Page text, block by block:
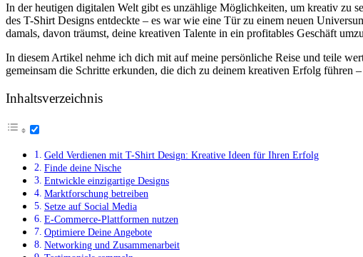
In der heutigen digitalen Welt gibt es unzählige Möglichkeiten, um kreativ zu
⁣des T-Shirt Designs entdeckte – es war wie eine Tür zu einem neuen
damals, davon träumst, deine kreativen Talente in ⁣ein profitables Geschäft
In diesem⁢ Artikel nehme ich dich mit ​auf meine persönliche Reise und teile
gemeinsam die Schritte⁣ erkunden,‌ die dich zu deinem kreativen Erfolg
Inhaltsverzeichnis
Geld Verdienen mit T-Shirt Design: Kreative Ideen ‌für Ihren Erfolg
Finde deine Nische
Entwickle einzigartige Designs
Marktforschung betreiben
Setze ⁢auf Social Media
E-Commerce-Plattformen nutzen
Optimiere Deine Angebote
Networking und Zusammenarbeit